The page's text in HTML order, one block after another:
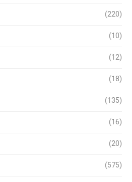
(220)
(10)
(12)
(18)
(135)
(16)
(20)
(575)